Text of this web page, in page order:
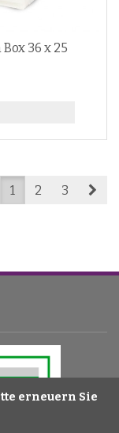
erneuern Sie
36 x 25
1 2 3
erneuern Sie